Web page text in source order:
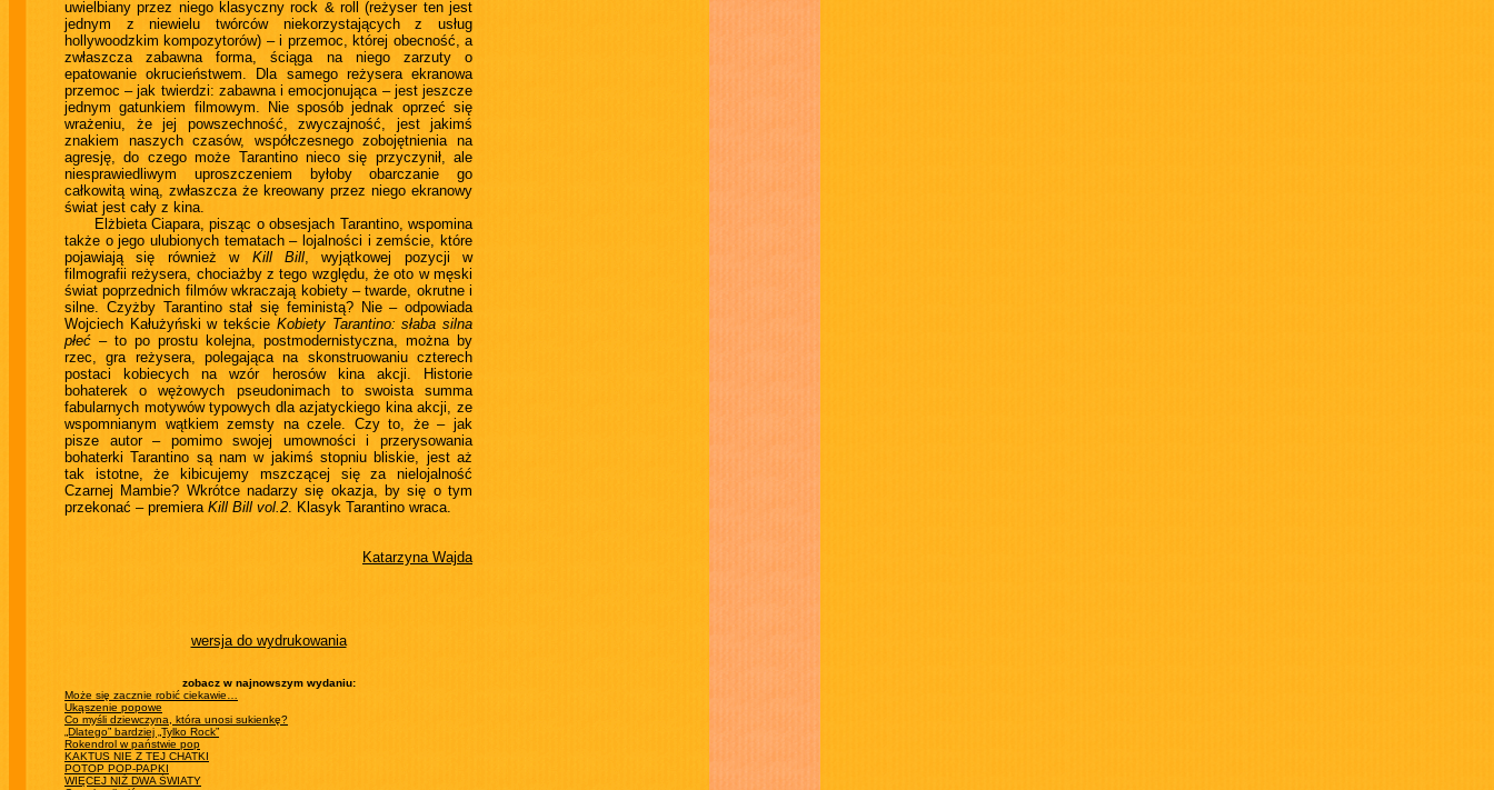
uwielbiany przez niego klasyczny rock & roll (reżyser ten jest
jednym z niewielu twórców niekorzystających z usług
hollywoodzkim kompozytorów) – i przemoc, której obecność, a
zwłaszcza zabawna forma, ściąga na niego zarzuty o
epatowanie okrucieństwem. Dla samego reżysera ekranowa
przemoc – jak twierdzi: zabawna i emocjonująca – jest jeszcze
jednym gatunkiem filmowym. Nie sposób jednak oprzeć się
wrażeniu, że jej powszechność, zwyczajność, jest jakimś
znakiem naszych czasów, współczesnego zobojętnienia na
agresję, do czego może Tarantino nieco się przyczynił, ale
niesprawiedliwym uproszczeniem byłoby obarczanie go
całkowitą winą, zwłaszcza że kreowany przez niego ekranowy
świat jest cały z kina.
Elżbieta Ciapara, pisząc o obsesjach Tarantino, wspomina
także o jego ulubionych tematach – lojalności i zemście, które
pojawiają się również w Kill Bill, wyjątkowej pozycji w
filmografii reżysera, chociażby z tego względu, że oto w męski
świat poprzednich filmów wkraczają kobiety – twarde, okrutne i
silne. Czyżby Tarantino stał się feministą? Nie – odpowiada
Wojciech Kałużyński w tekście Kobiety Tarantino: słaba silna
płeć – to po prostu kolejna, postmodernistyczna, można by
rzec, gra reżysera, polegająca na skonstruowaniu czterech
postaci kobiecych na wzór herosów kina akcji. Historie
bohaterek o wężowych pseudonimach to swoista summa
fabularnych motywów typowych dla azjatyckiego kina akcji, ze
wspomnianym wątkiem zemsty na czele. Czy to, że – jak
pisze autor – pomimo swojej umowności i przerysowania
bohaterki Tarantino są nam w jakimś stopniu bliskie, jest aż
tak istotne, że kibicujemy mszczącej się za nielojalność
Czarnej Mambie? Wkrótce nadarzy się okazja, by się o tym
przekonać – premiera Kill Bill vol.2. Klasyk Tarantino wraca.
Katarzyna Wajda
wersja do wydrukowania
zobacz w najnowszym wydaniu:
Może się zacznie robić ciekawie…
Ukąszenie popowe
Co myśli dziewczyna, która unosi sukienkę?
„Dlatego” bardziej „Tylko Rock”
Rokendrol w państwie pop
KAKTUS NIE Z TEJ CHATKI
POTOP POP-PAPKI
WIĘCEJ NIŻ DWA ŚWIATY